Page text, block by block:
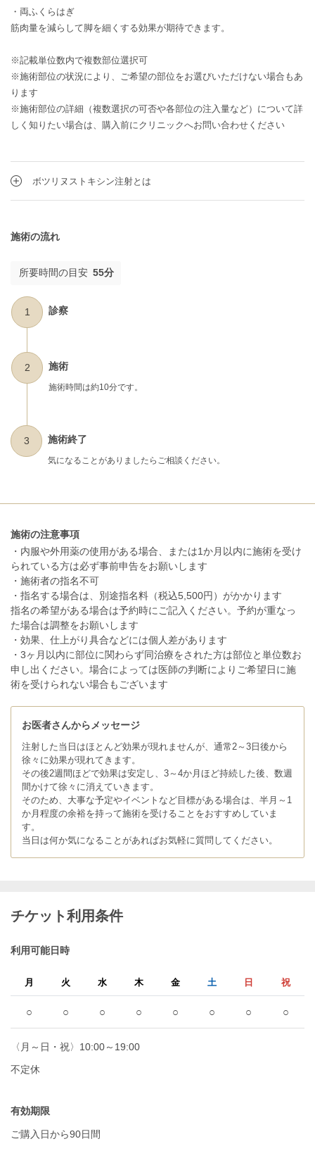
・両ふくらはぎ
筋肉量を減らして脚を細くする効果が期待できます。
※記載単位数内で複数部位選択可
※施術部位の状況により、ご希望の部位をお選びいただけない場合もあ
ります
※施術部位の詳細（複数選択の可否や各部位の注入量など）について詳
しく知りたい場合は、購入前にクリニックへお問い合わせください
ボツリヌストキシン注射とは
施術の流れ
所要時間の目安 55分
1 診察
2 施術
施術時間は約10分です。
3 施術終了
気になることがありましたらご相談ください。
施術の注意事項
・内服や外用薬の使用がある場合、または1か月以内に施術を受け
られている方は必ず事前申告をお願いします
・施術者の指名不可
・指名する場合は、別途指名料（税込5,500円）がかかります
指名の希望がある場合は予約時にご記入ください。予約が重なっ
た場合は調整をお願いします
・効果、仕上がり具合などには個人差があります
・3ヶ月以内に部位に関わらず同治療をされた方は部位と単位数お
申し出ください。場合によっては医師の判断によりご希望日に施
術を受けられない場合もございます
お医者さんからメッセージ
注射した当日はほとんど効果が現れませんが、通常2～3日後から
徐々に効果が現れてきます。
その後2週間ほどで効果は安定し、3～4か月ほど持続した後、数週
間かけて徐々に消えていきます。
そのため、大事な予定やイベントなど目標がある場合は、半月～1
か月程度の余裕を持って施術を受けることをおすすめしていま
す。
当日は何か気になることがあればお気軽に質問してください。
チケット利用条件
利用可能日時
月 火 水 木 金 土 日 祝
○ ○ ○ ○ ○ ○ ○ ○
〈月～日・祝〉10:00～19:00
不定休
有効期限
ご購入日から90日間